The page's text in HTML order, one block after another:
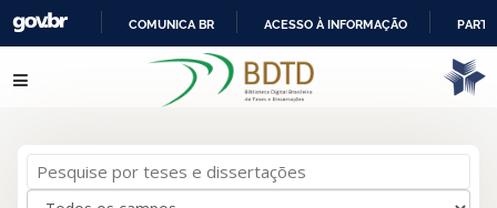
IR
PARA
COMUNICA BR ACESSO À INFORMAÇÃO
Pular para o conteúdo